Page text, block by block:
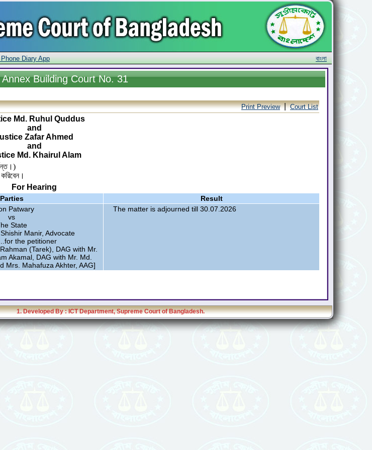
Diary App বাংলা
Building Court No. 31
Print Preview|Court List
Md. Ruhul Quddus
and
Zafar Ahmed
and
Md. Khairul Alam
For Hearing
Parties
Result
Patwary
vs
State
Manir, Advocate
the petitioner
(Tarek), DAG with Mr.
Akamal, DAG with Mr. Md.
Mrs. Mahafuza Akhter, AAG]
The matter is adjourned till 30.07.2026
1. Developed By :ICT Department, Supreme Court of Bangladesh.